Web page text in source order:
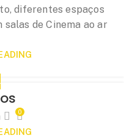
diferentes espaços
de Cinema ao ar
0